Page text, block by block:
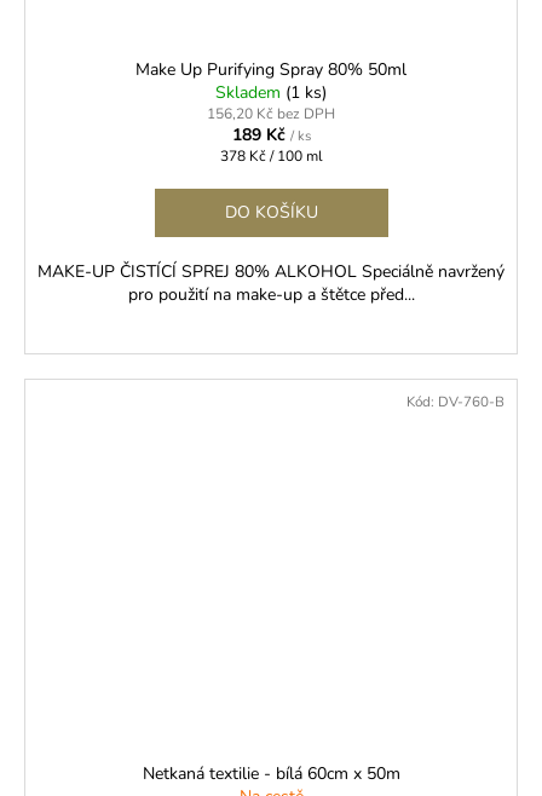
Make Up Purifying Spray 80% 50ml
Skladem (1 ks)
156,20 Kč bez DPH
189 Kč / ks
Měrná
378 Kč / 100 ml
DO KOŠÍKU
MAKE-UP ČISTÍCÍ SPREJ 80% ALKOHOL Speciálně navržený
pro použití na make-up a štětce před...
Netkaná textilie - bílá 60cm x 50m
Kód: DV-760-B